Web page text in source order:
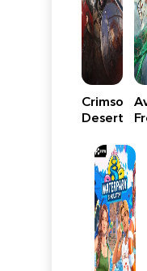
Crimson
Desert